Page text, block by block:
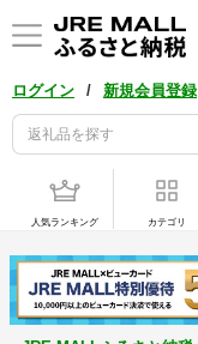
ログイン / 新規会員登録
人気ランキング カテゴリ